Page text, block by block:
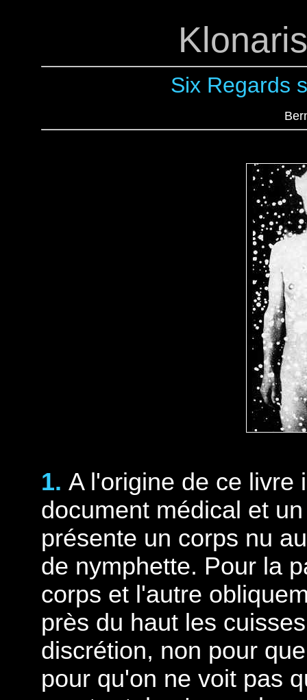
Six Regards
1. A l'origine de ce livre
document médical et
présente un corps nu
de nymphette. Pour la
corps et l'autre
près du haut les
discrétion, non pour
pour qu'on ne voit pas